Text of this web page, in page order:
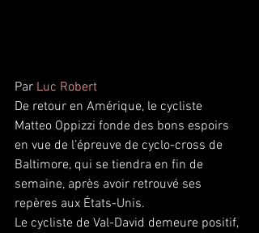
Par Luc Robert
De retour en Amérique, le cycliste
Matteo Oppizzi fonde des bons espoirs
en vue de l’épreuve de cyclo-cross de
Baltimore, qui se tiendra en fin de
semaine, après avoir retrouvé ses
repères aux États-Unis.
Le cycliste de Val-David demeure positif,